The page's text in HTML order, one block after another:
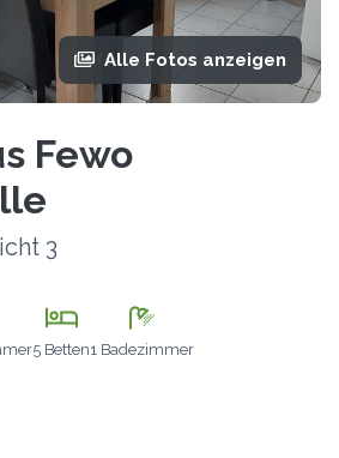
Alle Fotos anzeigen
Fewo
3
5 Betten1 Badezimmer